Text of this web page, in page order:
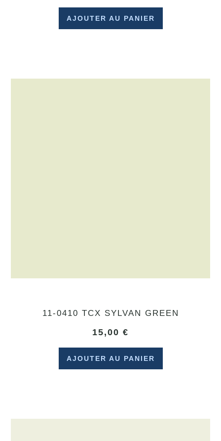
AJOUTER AU PANIER
11-0410 TCX SYLVAN GREEN
15,00 €
AJOUTER AU PANIER